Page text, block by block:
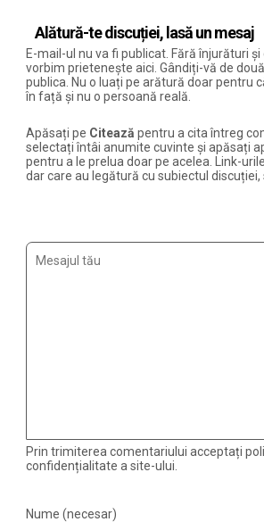
Alătură-te discuției, lasă un mesaj
E-mail-ul nu va fi publicat. Fără înjurături
vorbim prietenește aici. Gândiți-vă de
publica. Nu o luați pe arătură doar pentru
în față și nu o persoană reală.
Apăsați pe Citează pentru a cita întreg
selectați întâi anumite cuvinte și apăsați
pentru a le prelua doar pe acelea. Link-
dar care au legătură cu subiectul discuției,
Prin trimiterea comentariului acceptați
confidențialitate a site-ului.
Nume (necesar)